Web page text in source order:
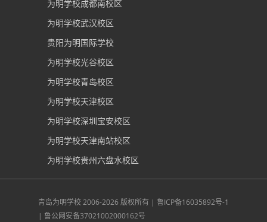
为明学校深圳南山校区
为明学校广州光大校区
为明学校成都北校区
为明学校成都南校区
为明学校武汉校区
贵阳为明国际学校
为明学校光谷校区
为明学校青岛校区
为明学校天津校区
为明学校深圳宝安校区
为明学校天津南站校区